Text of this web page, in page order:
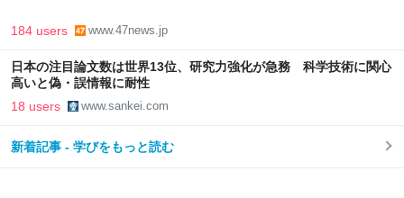
184 users www.47news.jp
日本の注目論文数は世界13位、研究力強化が急務 科学技術に関心
高いと偽・誤情報に耐性
18 users www.sankei.com
新着記事 - 学びをもっと読む